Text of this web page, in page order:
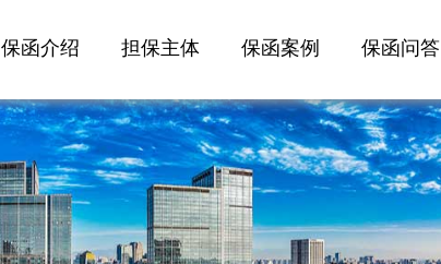
保函介绍 担保主体 保函案例 保函问答